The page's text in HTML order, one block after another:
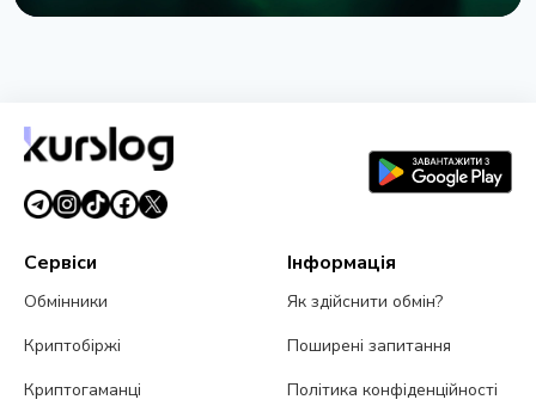
2 серпня 2026 р.5 хв читання
Сервіси
Обмінники
Криптобіржі
Криптогаманці
Інформація
Як здійснити обмін?
Поширені запитання
Політика конфіденційності